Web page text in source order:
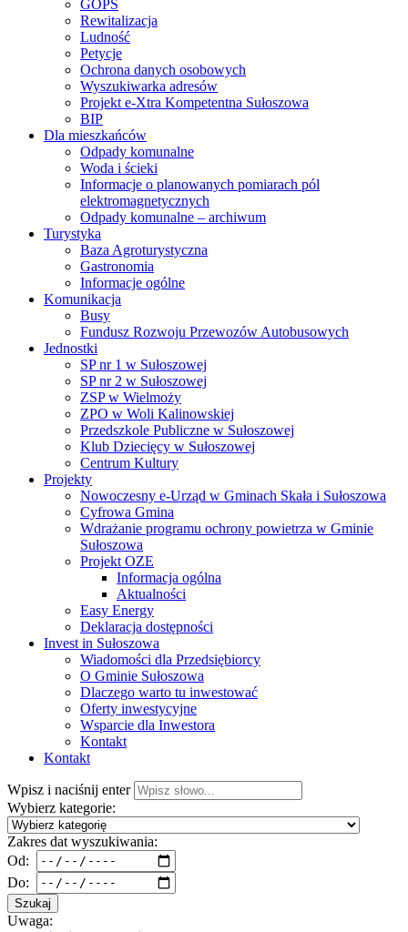
GOPS
Rewitalizacja
Ludność
Petycje
Ochrona danych osobowych
Wyszukiwarka adresów
Projekt e-Xtra Kompetentna Sułoszowa
BIP
Dla mieszkańców
Odpady komunalne
Woda i ścieki
Informacje o planowanych pomiarach pól
elektromagnetycznych
Odpady komunalne – archiwum
Turystyka
Baza Agroturystyczna
Gastronomia
Informacje ogólne
Komunikacja
Busy
Fundusz Rozwoju Przewozów Autobusowych
Jednostki
SP nr 1 w Sułoszowej
SP nr 2 w Sułoszowej
ZSP w Wielmoży
ZPO w Woli Kalinowskiej
Przedszkole Publiczne w Sułoszowej
Klub Dziecięcy w Sułoszowej
Centrum Kultury
Projekty
Nowoczesny e-Urząd w Gminach Skała i Sułoszowa
Cyfrowa Gmina
Wdrażanie programu ochrony powietrza w Gminie
Sułoszowa
Projekt OZE
Informacja ogólna
Aktualności
Easy Energy
Deklaracja dostępności
Invest in Sułoszowa
Wiadomości dla Przedsiębiorcy
O Gminie Sułoszowa
Dlaczego warto tu inwestować
Oferty inwestycyjne
Wsparcie dla Inwestora
Kontakt
Kontakt
Wpisz i naciśnij enter
Wybierz kategorie:
Zakres dat wyszukiwania:
Od:
Do:
Szukaj
Uwaga: